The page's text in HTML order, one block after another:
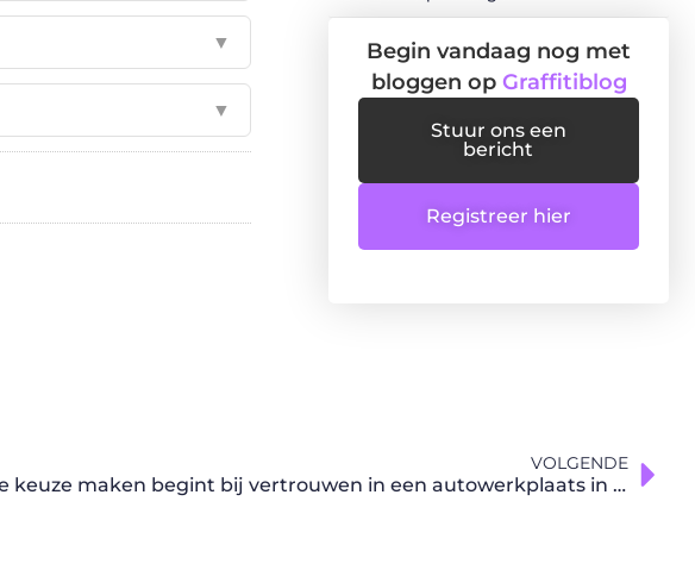
▼
▼
Begin vandaag nog met
bloggen op Graffitiblog
Stuur ons een
bericht
Registreer hier
VOLGENDE
Een slimme keuze maken begint bij vertrouwen in een autowerkplaats in Brugge